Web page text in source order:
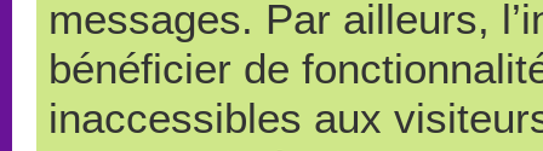
messages. Par ailleurs,
bénéficier de
inaccessibles aux